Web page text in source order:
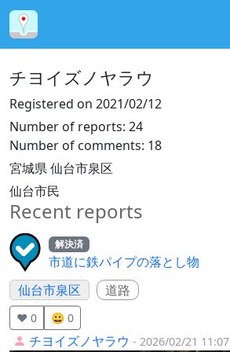
チヨイズノヤラウ
Registered on 2021/02/12
Number of reports: 24
Number of comments: 18
宮城県 仙台市泉区
仙台市民
Recent reports
解決済
市道に鉄パイプの落とし物
仙台市泉区
道路
❤️ 0 😀 0
チヨイズノヤラウ - 2026/02/21 11:07